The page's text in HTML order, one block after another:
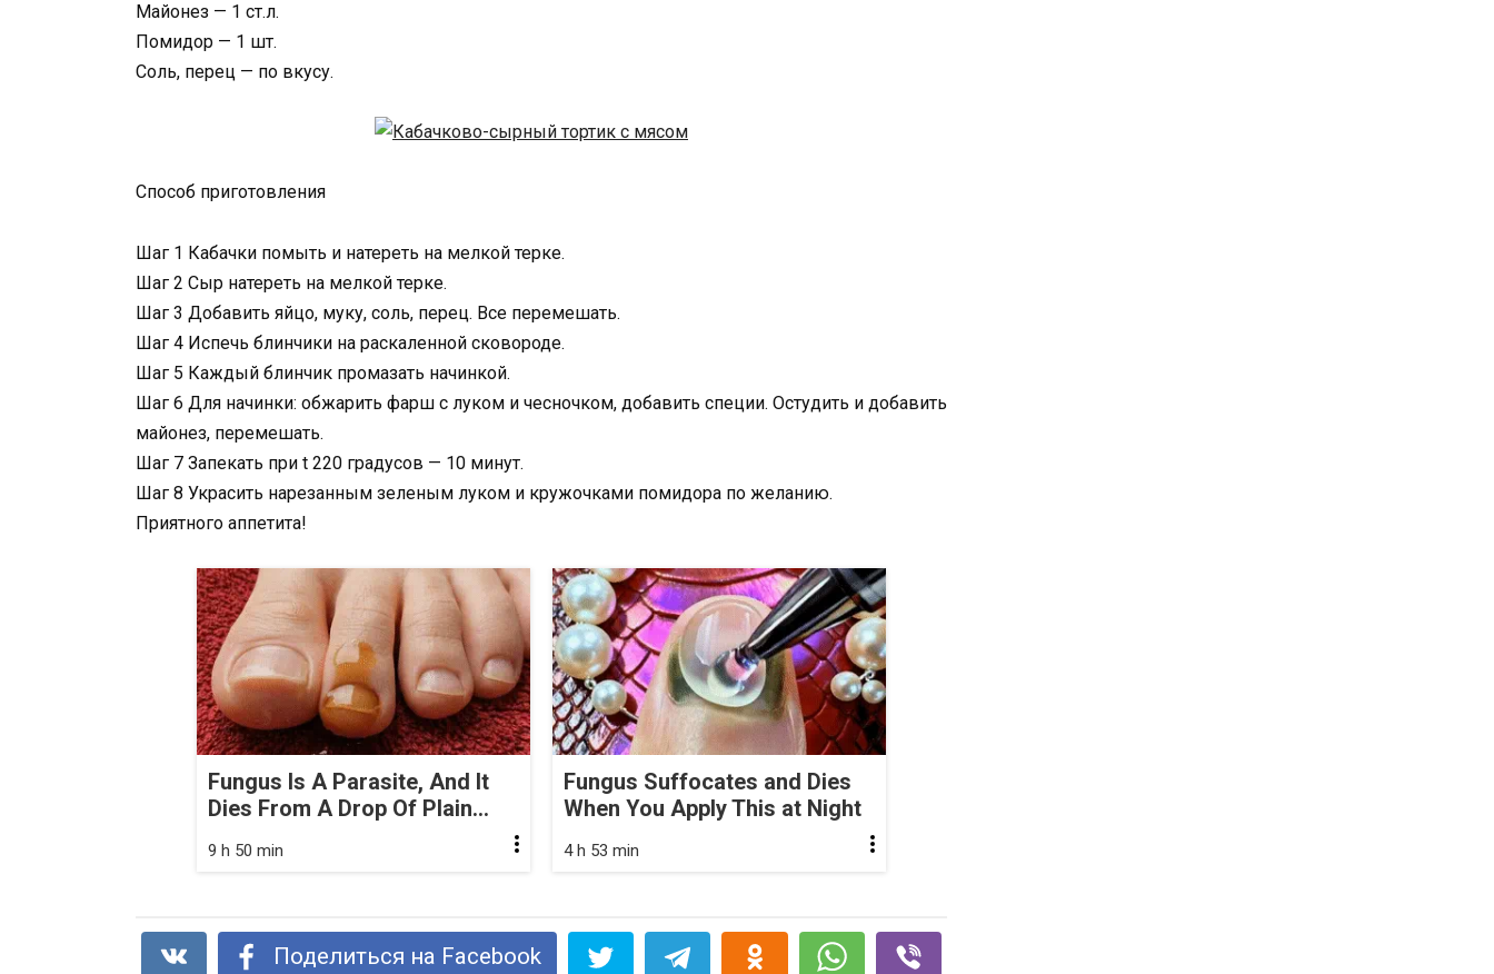
Майонез — 1 ст.л.
Помидор — 1 шт.
Соль, перец — по вкусу.
Способ приготовления
Шаг 1 Кабачки помыть и натереть на мелкой терке.
Шаг 2 Сыр натереть на мелкой терке.
Шаг 3 Добавить яйцо, муку, соль, перец. Все перемешать.
Шаг 4 Испечь блинчики на раскаленной сковороде.
Шаг 5 Каждый блинчик промазать начинкой.
Шаг 6 Для начинки: обжарить фарш с луком и чесночком, добавить специи. Остудить и добавить
майонез, перемешать.
Шаг 7 Запекать при t 220 градусов — 10 минут.
Шаг 8 Украсить нарезанным зеленым луком и кружочками помидора по желанию.
Приятного аппетита!
Fungus Is A Parasite, And It
Dies From A Drop Of Plain...
9 h 50 min
Fungus Suffocates and Dies
When You Apply This at Night
4 h 53 min
Поделиться на Facebook